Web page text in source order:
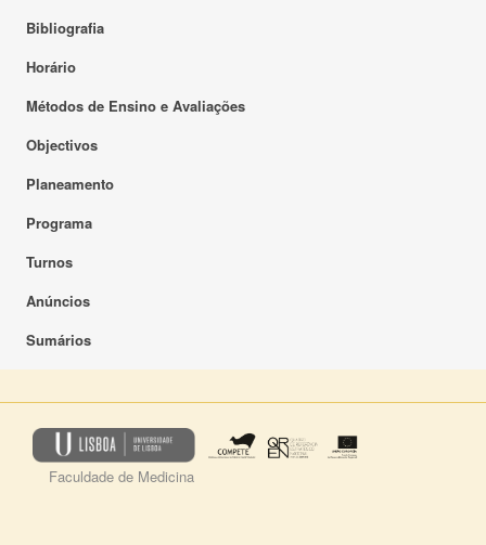
Bibliografia
Horário
Métodos de Ensino e Avaliações
Objectivos
Planeamento
Programa
Turnos
Anúncios
Sumários
Faculdade de Medicina